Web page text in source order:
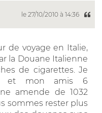
le 27/10/2010 à 14:36
de voyage en Italie,
la Douane Italienne
de cigarettes. Je
et mon amis 6
amende de 1032
sommes rester plus